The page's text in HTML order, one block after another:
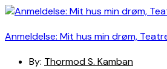
Anmeldelse: Mit hus min drøm,
By: Thormod S. Kamban